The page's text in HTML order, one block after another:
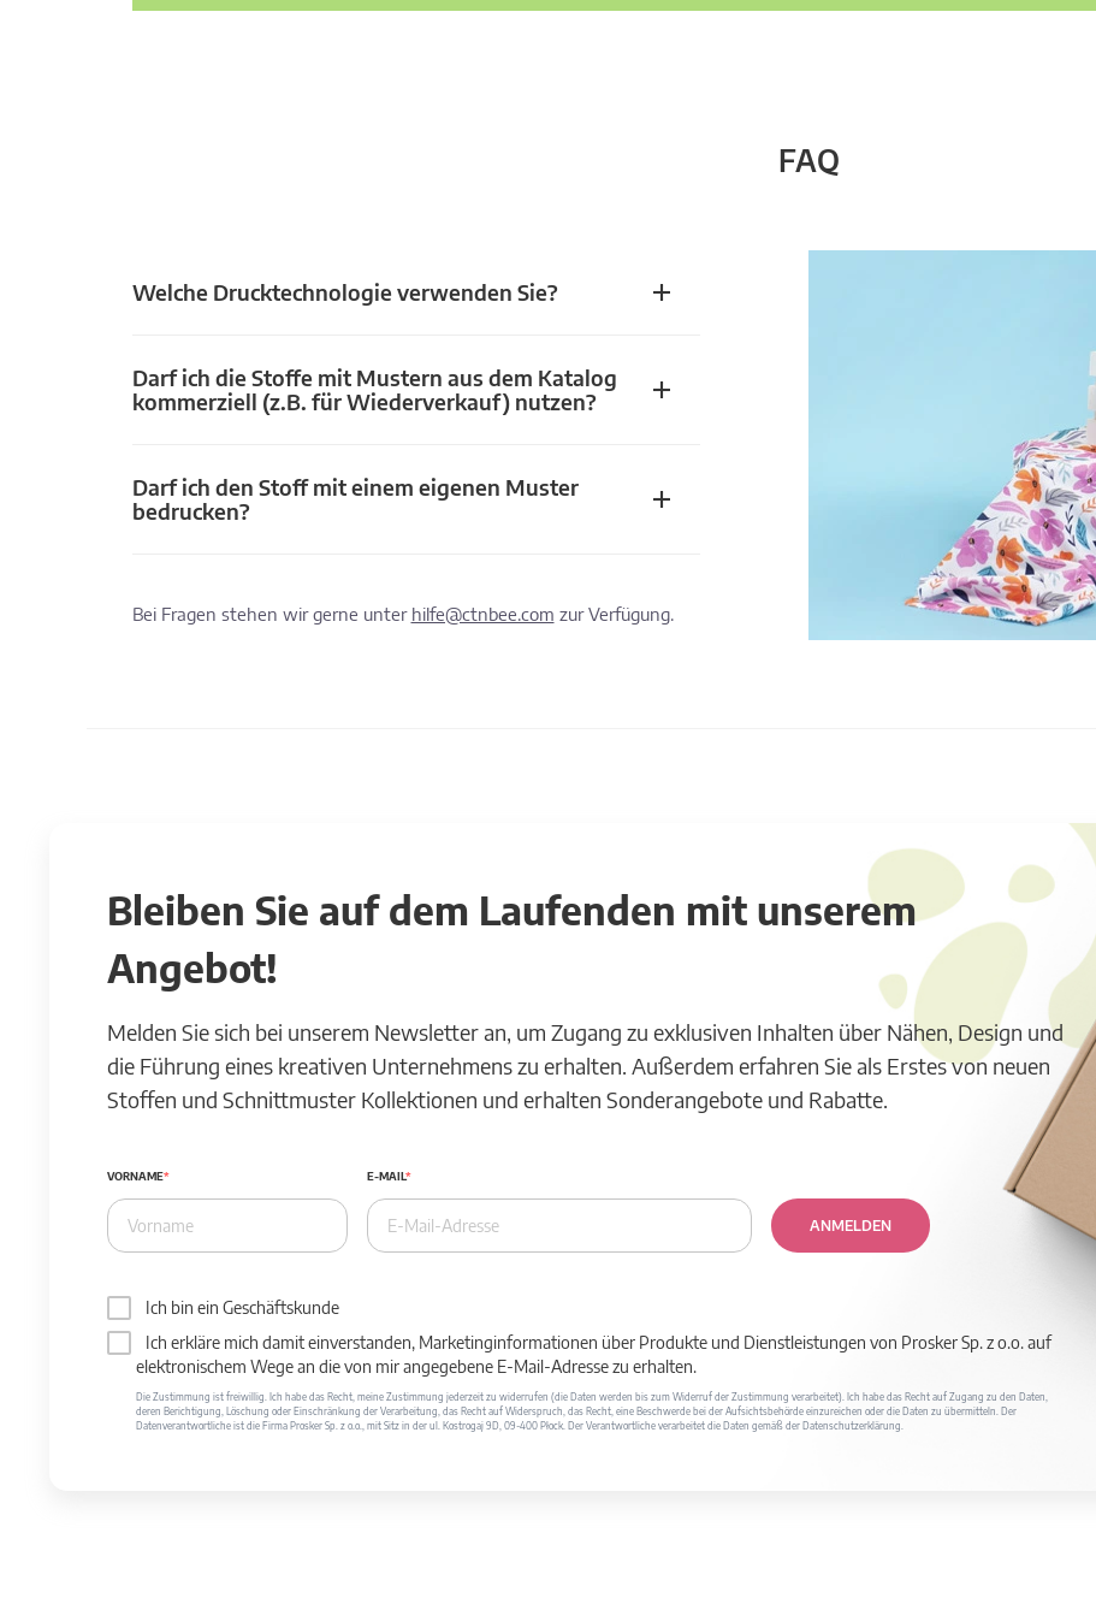
FAQ
Welche Drucktechnologie verwenden Sie?
Darf ich die Stoffe mit Mustern aus dem Katalog
kommerziell (z.B. für Wiederverkauf) nutzen?
Darf ich den Stoff mit einem eigenen Muster
bedrucken?
Bei Fragen stehen wir gerne unter hilfe@ctnbee.com zur Verfügung.
Bleiben Sie auf dem Laufenden mit unserem
Angebot!
Melden Sie sich bei unserem Newsletter an, um Zugang zu exklusiven Inhalten über Nähen, Design und
die Führung eines kreativen Unternehmens zu erhalten. Außerdem erfahren Sie als Erstes von neuen
Stoffen und Schnittmuster Kollektionen und erhalten Sonderangebote und Rabatte.
VORNAME E-MAIL
ANMELDEN
Ich bin ein Geschäftskunde
Ich erkläre mich damit einverstanden, Marketinginformationen über Produkte und Dienstleistungen von Prosker Sp. z o.o. auf
elektronischem Wege an die von mir angegebene E-Mail-Adresse zu erhalten.
Die Zustimmung ist freiwillig. Ich habe das Recht, meine Zustimmung jederzeit zu widerrufen (die Daten werden bis zum Widerruf der Zustimmung verarbeitet). Ich habe das Recht auf Zugang zu den Daten,
deren Berichtigung, Löschung oder Einschränkung der Verarbeitung, das Recht auf Widerspruch, das Recht, eine Beschwerde bei der Aufsichtsbehörde einzureichen oder die Daten zu übermitteln. Der
Datenverantwortliche ist die Firma Prosker Sp. z o.o., mit Sitz in der ul. Kostrogaj 9D, 09-400 Płock. Der Verantwortliche verarbeitet die Daten gemäß der Datenschutzerklärung.